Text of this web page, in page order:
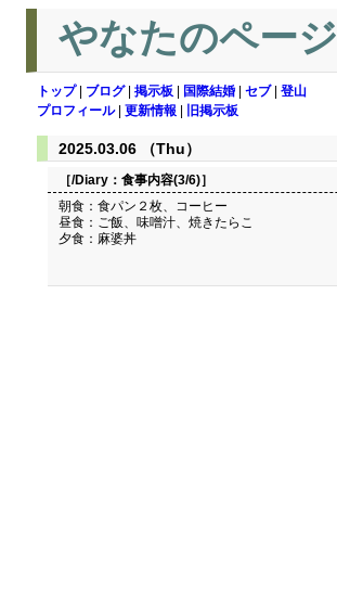
やなたのページ
トップ| ブログ| 掲示板 国際結婚 セブ| 登山
プロフィール| 更新情報 旧掲示板
2025.03.06 （Thu）
［/Diary： 食事内容(3/6)］
朝食：食パン２枚、コーヒー
昼食：ご飯、味噌汁、焼きたらこ
夕食：麻婆丼